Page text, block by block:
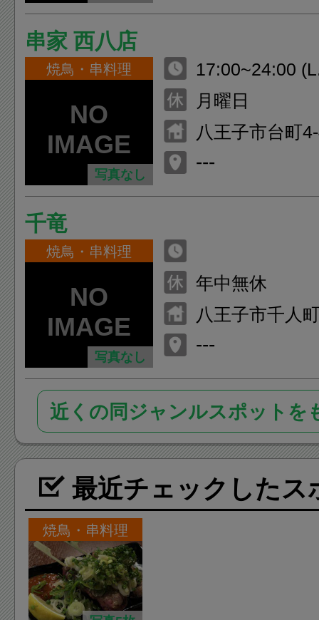
串家 西八店
焼鳥・串料理
写真なし
17:00~24:00
月曜日
八王子市台町
---
千竜
焼鳥・串料理
写真なし
年中無休
八王子市千人
---
近くの同ジャンルスポットを
最近チェックしたス
焼鳥・串料理